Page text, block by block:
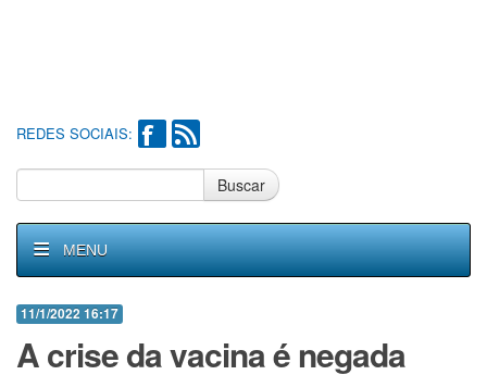
REDES SOCIAIS:
Buscar
MENU
11/1/2022 16:17
A crise da vacina é negada